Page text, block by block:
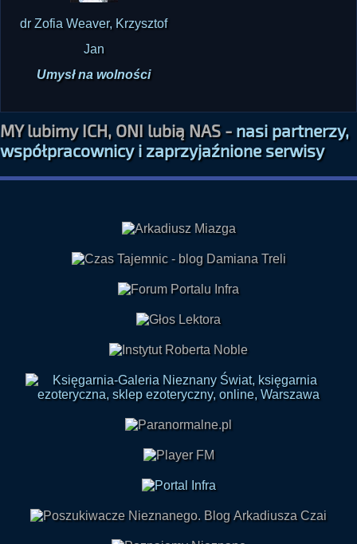
dr Zofia Weaver, Krzysztof
Jan
Umysł na wolności
MY lubimy ICH, ONI lubią NAS -nasi partnerzy,
współpracownicy i zaprzyjaźnione serwisy